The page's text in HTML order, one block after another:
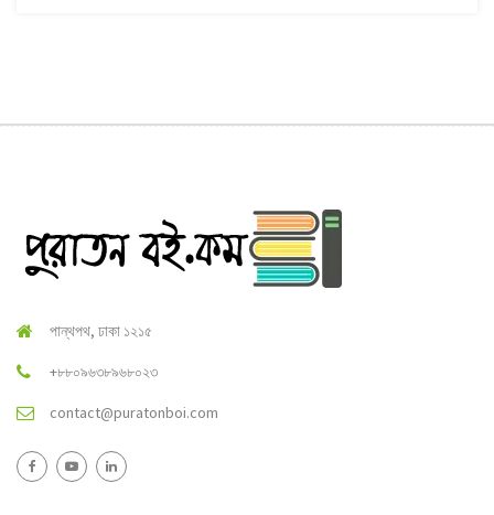
পান্থপথ, ঢাকা ১২১৫
+৮৮০৯৬৩৮৯৬৮০২৩
contact@puratonboi.com